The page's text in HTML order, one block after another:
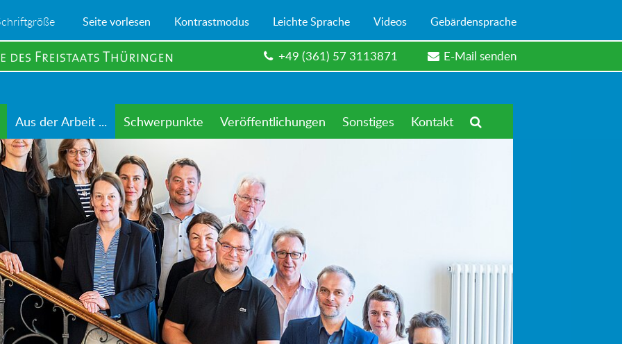
Seite vorlesen Kontrastmodus Leichte Sprache Videos Gebärdensprache
+49 (361) 57 3113871 E-Mail senden
Aus der Arbeit ... Schwerpunkte Veröffentlichungen Sonstiges Kontakt